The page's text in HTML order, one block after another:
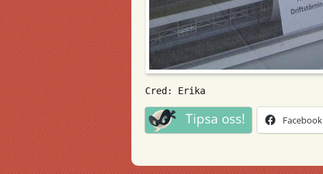
Cred: Erika
Tipsa oss! Facebook